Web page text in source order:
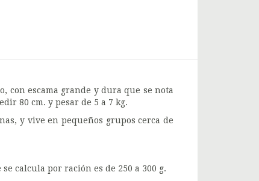
con escama grande y dura que se nota
80 cm. y pesar de 5 a 7 kg.
y vive en pequeños grupos cerca de
calcula por ración es de 250 a 300 g.